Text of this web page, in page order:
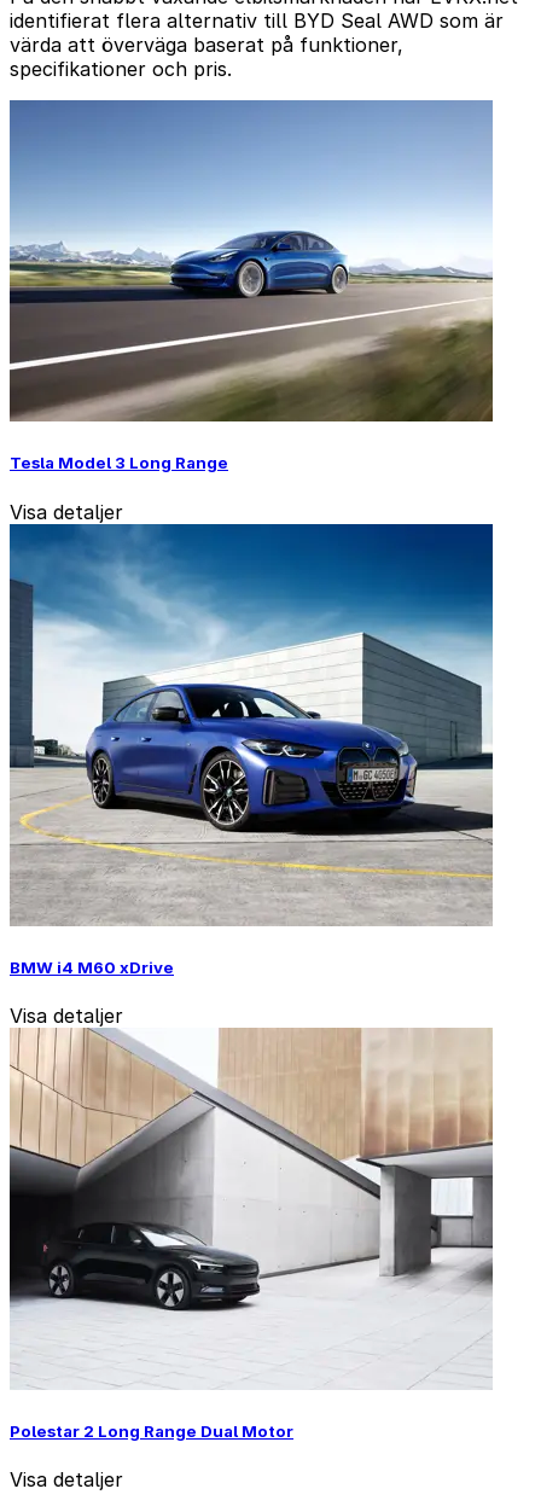
identifierat flera alternativ till BYD Seal AWD som är
värda att överväga baserat på funktioner,
specifikationer och pris.
Tesla Model 3 Long Range
Visa detaljer
BMW i4 M60 xDrive
Visa detaljer
Polestar 2 Long Range Dual Motor
Visa detaljer